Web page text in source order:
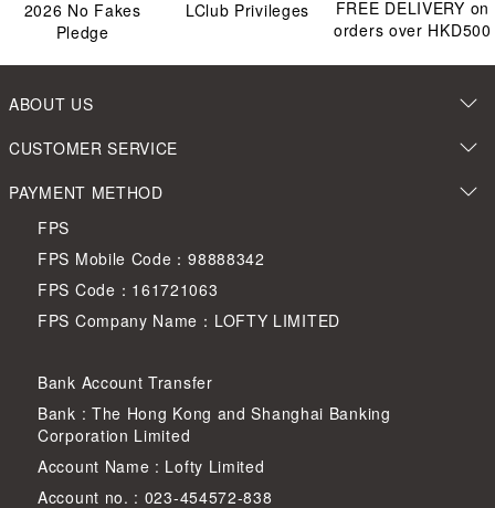
2026 No Fakes
Pledge
LClub Privileges
FREE DELIVERY on
orders over HKD500
ABOUT US
CUSTOMER SERVICE
PAYMENT METHOD
FPS
FPS Mobile Code：98888342
FPS Code：161721063
FPS Company Name：LOFTY LIMITED
Bank Account Transfer
Bank : The Hong Kong and Shanghai Banking
Corporation Limited
Account Name : Lofty Limited
Account no. : 023-454572-838